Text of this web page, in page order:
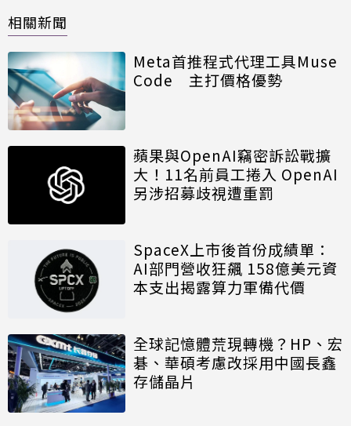
相關新聞
Meta首推程式代理工具Muse
Code 主打價格優勢
蘋果與OpenAI竊密訴訟戰擴
大！11名前員工捲入 OpenAI
另涉招募歧視遭重罰
SpaceX上市後首份成績單：
AI部門營收狂飆 158億美元資
本支出揭露算力軍備代價
全球記憶體荒現轉機？HP、宏
碁、華碩考慮改採用中國長鑫
存儲晶片